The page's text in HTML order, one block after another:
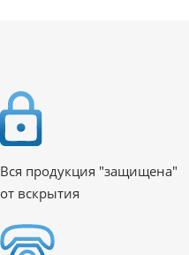
Вся продукция "защищена"
от вскрытия